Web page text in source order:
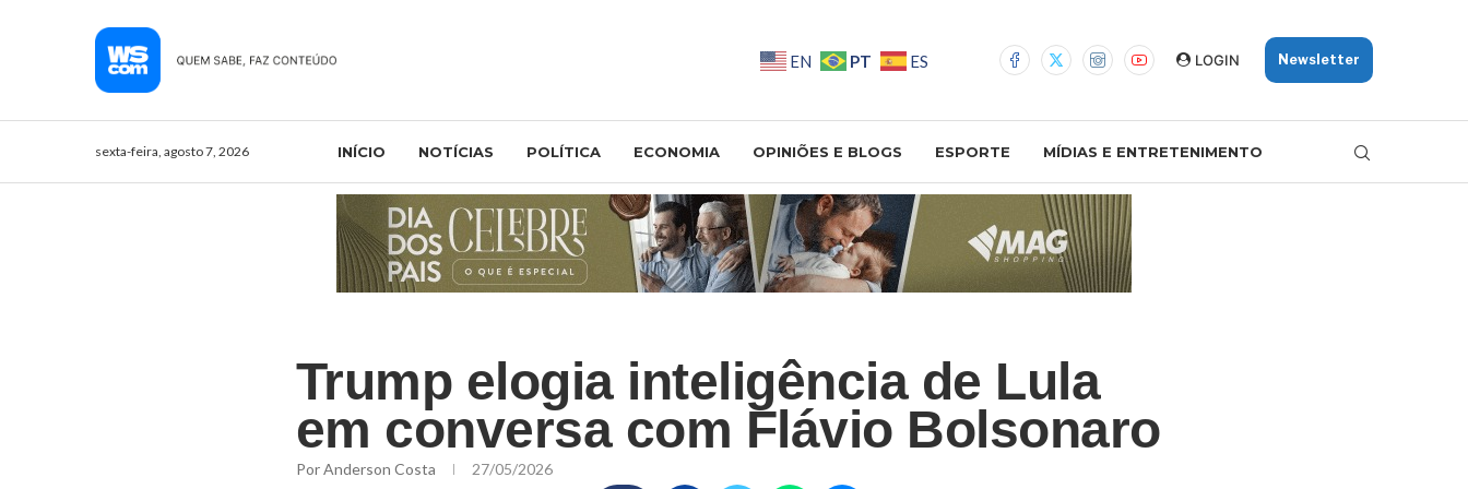
EN PT ES LOGIN Newsletter
sexta-feira, agosto 7, 2026 INÍCIO NOTÍCIAS POLÍTICA ECONOMIA OPINIÕES E BLOGS ESPORTE MÍDIAS E ENTRETENIMENTO
Trump elogia inteligência de Lula
em conversa com Flávio Bolsonaro
PorAnderson Costa 27/05/2026